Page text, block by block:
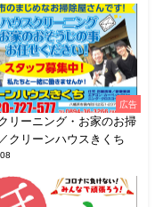
広告
リーニング・お家のお掃
クリーンハウスきくち